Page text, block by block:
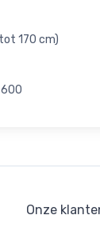
170 cm)
Onze